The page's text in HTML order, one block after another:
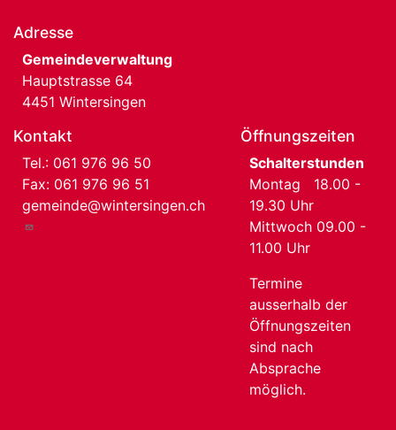
Adresse
Gemeindeverwaltung
Hauptstrasse 64
4451 Wintersingen
Kontakt
Tel.: 061 976 96 50
Fax: 061 976 96 51
gemeinde@wintersingen.ch
Öffnungszeiten
Schalterstunden
Montag 18.00 -
19.30 Uhr
Mittwoch 09.00 -
11.00 Uhr
Termine
ausserhalb der
Öffnungszeiten
sind nach
Absprache
möglich.